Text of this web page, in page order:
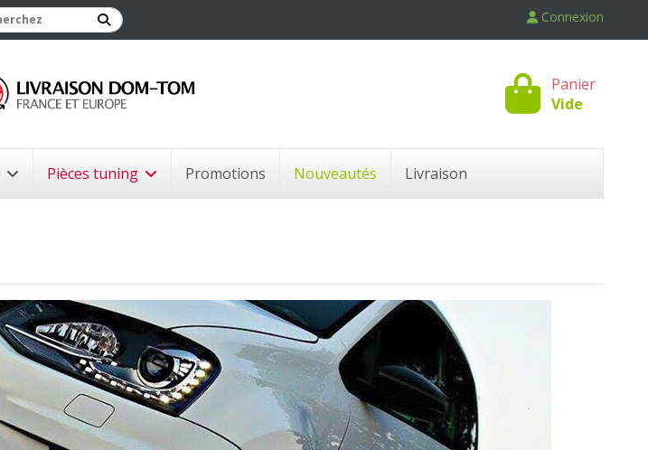
Connexion
Panier
Vide
Pièces tuning Promotions Nouveautés Livraison